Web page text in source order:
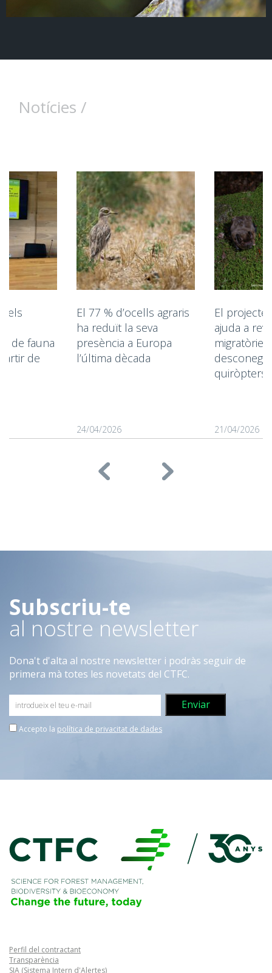
Notícies /
els
de fauna
de
El 77 % d’ocells agraris
ha reduït la seva
presència a Europa
l’última dècada
24/04/2026
El projecte
ajuda a
migratòries
quiròpters
21/04/2026
Subscriu-te
al nostre newsletter
Dona't d'alta al nostre newsletter i podràs seguir de
primera mà totes les novetats del CTFC.
Accepto la política de privacitat de dades
Perfil del contractant
Transparència
SIA (Sistema Intern d'Alertes)